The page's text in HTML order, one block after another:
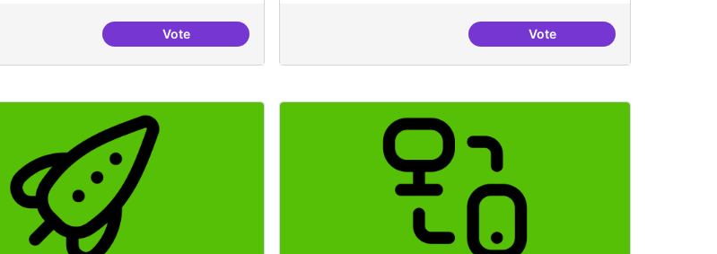
VoteInvolucrar-nos amb les propostes del barri VoteHardware lliure